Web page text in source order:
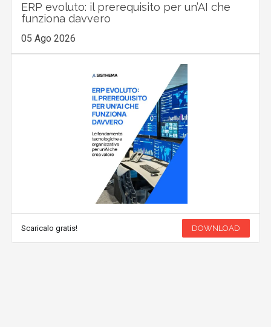
ERP evoluto: il prerequisito per un’AI che
funziona davvero
05 Ago 2026
Scaricalo gratis! DOWNLOAD